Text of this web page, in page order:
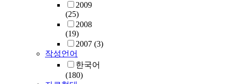
2009
(25)
2008
(19)
2007 (3)
작성언어
한국어
(180)